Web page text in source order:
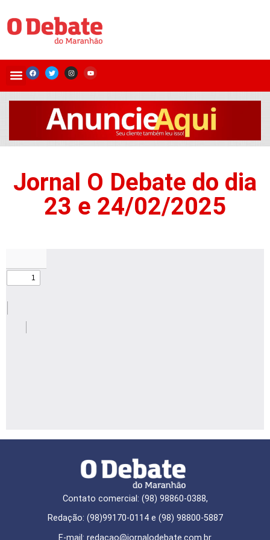
Jornal O Debate do dia
23 e 24/02/2025
Contato comercial: (98) 98860-0388,
Redação: (98)99170-0114 e (98) 98800-5887
E-mail: redaçao@jornalodebate.com.br